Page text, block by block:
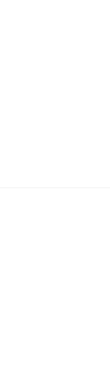
aantal